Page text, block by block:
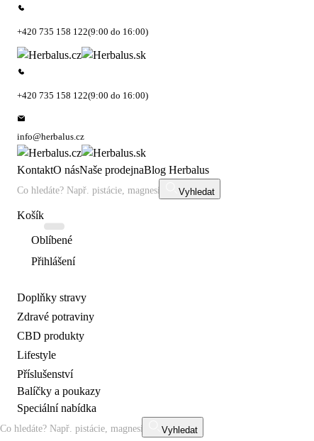
+420 735 158 122(9:00 do 16:00)
+420 735 158 122(9:00 do 16:00)
info@herbalus.cz
KontaktO násNaše prodejnaBlog Herbalus
Vyhledat
Košík
Oblíbené
Přihlášení
Doplňky stravy
Zdravé potraviny
CBD produkty
Lifestyle
Příslušenství
Balíčky a poukazy
Speciální nabídka
Vyhledat